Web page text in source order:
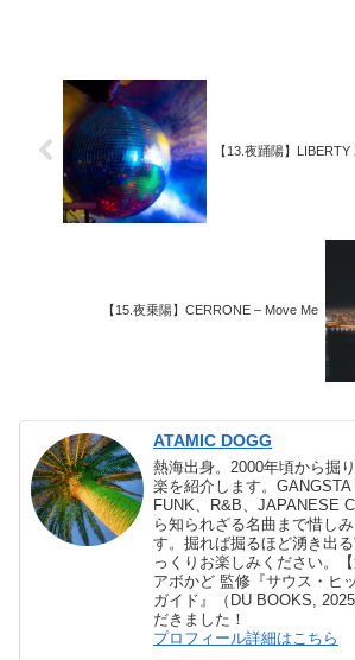
【13.夜踊陽】
【15.夜乗陽】CERRONE – Move Me
ATAMIC DOGG
熱海出身。2000年頃から掘
楽を紹介します。GANGSTA
FUNK、R&B、JAPANESE
ら知られざる名曲まで惜し
す。掘れば掘るほど湧き出
っくりお楽しみください。
アボかど 監修『サウス・ヒ
ガイド』（DU BOOKS,
だきました！
プロフィール詳細はこちら